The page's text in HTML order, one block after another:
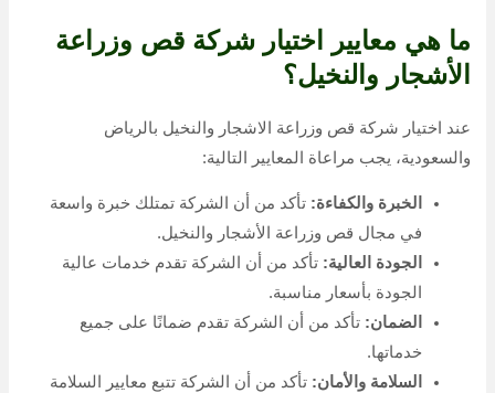
ما هي معايير اختيار شركة قص وزراعة
الأشجار والنخيل؟
عند اختيار شركة قص وزراعة الاشجار والنخيل بالرياض
والسعودية، يجب مراعاة المعايير التالية:
الخبرة والكفاءة: تأكد من أن الشركة تمتلك خبرة واسعة
في مجال قص وزراعة الأشجار والنخيل.
الجودة العالية: تأكد من أن الشركة تقدم خدمات عالية
الجودة بأسعار مناسبة.
الضمان: تأكد من أن الشركة تقدم ضمانًا على جميع
خدماتها.
السلامة والأمان: تأكد من أن الشركة تتبع معايير السلامة